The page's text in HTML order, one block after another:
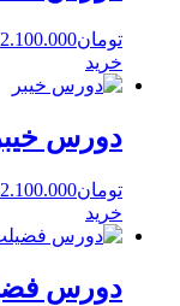
تومان2.100.000
خرید
دورس
تومان2.100.000
خرید
دورس